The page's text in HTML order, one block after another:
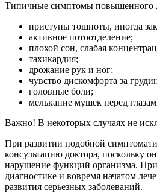
Типичные симптомы повышенного
приступы тошноты, иногда
активное потоотделение;
плохой сон, слабая
тахикардия;
дрожание рук и ног;
чувство дискомфорта за
головные боли;
мелькание мушек перед
Важно! В некоторых случаях не
При развитии подобной
консультацию доктора, поскольку
нарушение функций организма.
диагностике и вовремя начатом
развития серьезных заболеваний.